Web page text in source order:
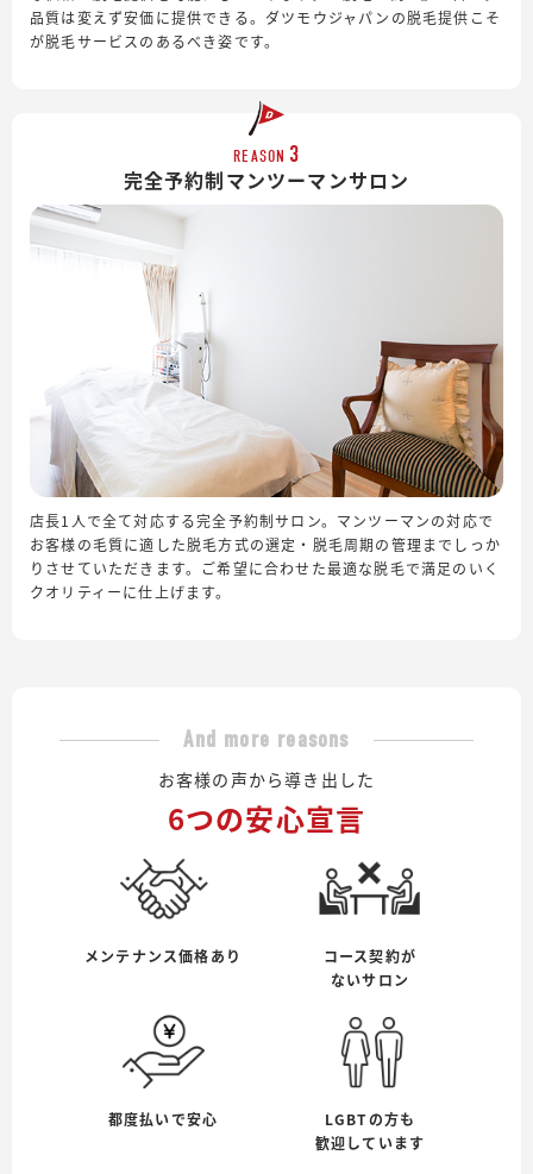
品質は変えず安価に提供できる。ダツモウジャパンの脱毛提供こそ
が脱毛サービスのあるべき姿です。
REASON 3
完全予約制マンツーマンサロン
店長1人で全て対応する完全予約制サロン。マンツーマンの対応で
お客様の毛質に適した脱毛方式の選定・脱毛周期の管理までしっか
りさせていただきます。ご希望に合わせた最適な脱毛で満足のいく
クオリティーに仕上げます。
And more reasons
お客様の声から導き出した
6つの安心宣言
メンテナンス価格あり
コース契約が
ないサロン
都度払いで安心
LGBTの方も
歓迎しています